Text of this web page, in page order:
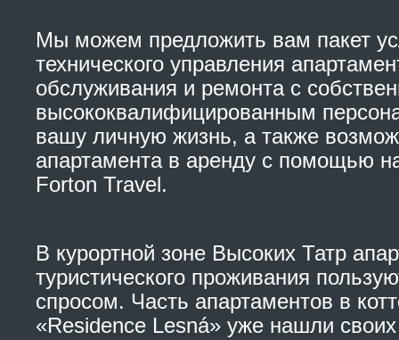
Мы можем предложить вам пакет
технического управления
обслуживания и ремонта с
высококвалифицированным
вашу личную жизнь, а также
апартамента в аренду с помощью
Forton Travel.
В курортной зоне Высоких Татр
туристического проживания
спросом. Часть апартаментов в
«Residence Lesná» уже нашли